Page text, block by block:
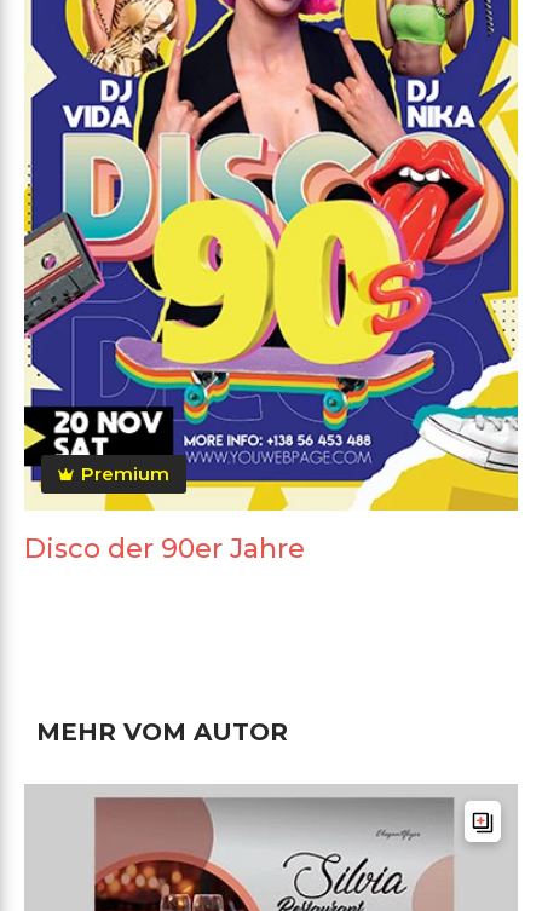
Premium
Disco der 90er Jahre
MEHR VOM AUTOR